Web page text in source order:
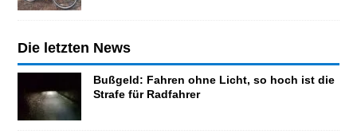
Die letzten News
Bußgeld: Fahren ohne Licht, so hoch ist die
Strafe für Radfahrer